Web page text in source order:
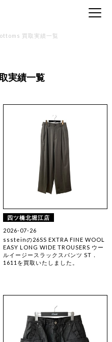
買取実績一覧
実績一覧
四ツ橋北堀江店
2026-07-26
sssteinの26SS EXTRA FINE WOOL
EASY LONG WIDE TROUSERS ウー
ルイージースラックスパンツ ST．
1611を買取いたしました。